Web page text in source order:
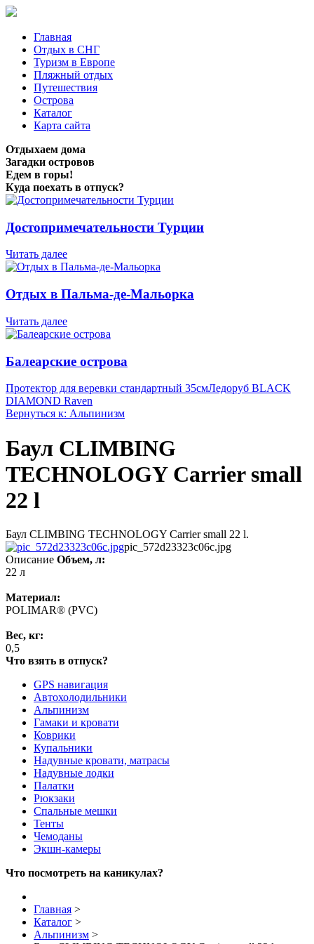
Главная
Отдых в СНГ
Туризм в Европе
Пляжный отдых
Путешествия
Острова
Каталог
Карта сайта
Отдыхаем дома
Загадки островов
Едем в горы!
Куда поехать в отпуск?
Достопримечательности Турции
Читать далее
Отдых в Пальма-де-Мальорка
Читать далее
Балеарские острова
Протектор для веревки стандартный 35смЛедоруб BLACK
DIAMOND Raven
Вернуться к: Альпинизм
Баул CLIMBING
TECHNOLOGY Carrier small
22 l
Баул CLIMBING TECHNOLOGY Carrier small 22 l.
pic_572d23323c06c.jpg
Описание Объем, л:
22 л
Материал:
POLIMAR® (PVC)
Вес, кг:
0,5
Что взять в отпуск?
GPS навигация
Автохолодильники
Альпинизм
Гамаки и кровати
Коврики
Купальники
Надувные кровати, матрасы
Надувные лодки
Палатки
Рюкзаки
Спальные мешки
Тенты
Чемоданы
Экшн-камеры
Что посмотреть на каникулах?
Главная >
Каталог >
Альпинизм >